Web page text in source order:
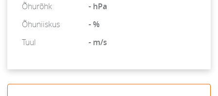
Õhurõhk
- hPa
Õhuniiskus
- %
Tuul
- m/s